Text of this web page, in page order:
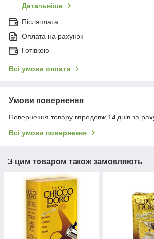
Детальніше
Післяплата
Оплата на рахунок
Готівкою
Всі умови оплати
Умови повернення
Повернення товару впродовж 14 днів за
Всі умови повернення
З цим товаром також замовляють